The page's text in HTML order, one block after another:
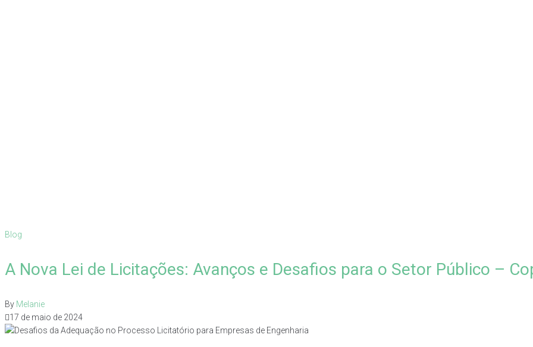
Blog
A Nova Lei de Licitações: Avanços e Desafios para o Setor Público –
By Melanie
17 de maio de 2024